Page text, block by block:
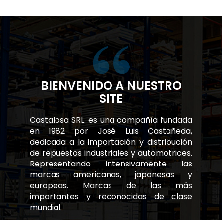
BIENVENIDO A NUESTRO
SITE
Castalosa SRL. es una compañía fundada
en 1982 por José Luis Castañeda,
dedicada a la importación y distribución
de repuestos industriales y automotrices.
Representando intensivamente las
marcas americanas, japonesas y
europeas. Marcas de las más
importantes y reconocidas de clase
mundial.